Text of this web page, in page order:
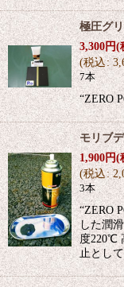
極圧グ
3,300円(
(税込:
7本
“ZERO
モリブ
1,900円(
(税込:
3本
“ZERO
した潤
度220℃
止とし